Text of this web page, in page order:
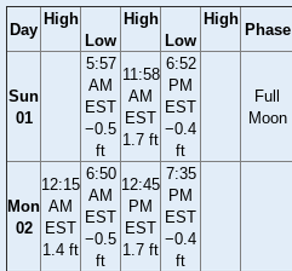
Day
High
Low
High
Low
High
Phase
Sun
01
5:57
AM
EST
−0.5
ft
11:58
AM
EST
1.7 ft
6:52
PM
EST
−0.4
ft
Full
Moon
Mon
02
12:15
AM
EST
1.4 ft
6:50
AM
EST
−0.5
ft
12:45
PM
EST
1.7 ft
7:35
PM
EST
−0.4
ft